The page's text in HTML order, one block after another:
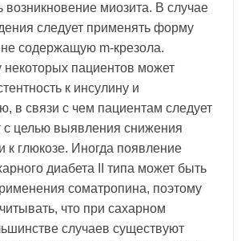
возникновение миозита. В случае
следует применять форму
содержащую m-крезола.
пациентов может
к инсулину и
в связи с чем пациентам следует
с целью выявления снижения
к глюкозе. Иногда появление
диабета II типа может быть
соматропина, поэтому
что при сахарном
случаев существуют